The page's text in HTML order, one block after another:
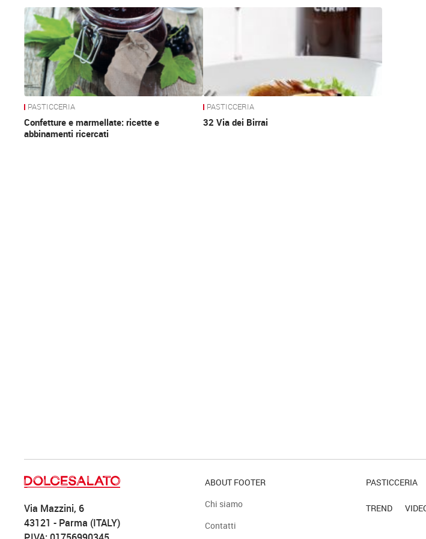
News
PASTICCERIA
Confetture e marmellate: ricette e
abbinamenti ricercati
PASTICCERIA
32 Via dei Birrai
Via Mazzini, 6
43121 - Parma (ITALY)
ABOUT FOOTER
Chi siamo
Contatti
PASTICCERIA
TREND